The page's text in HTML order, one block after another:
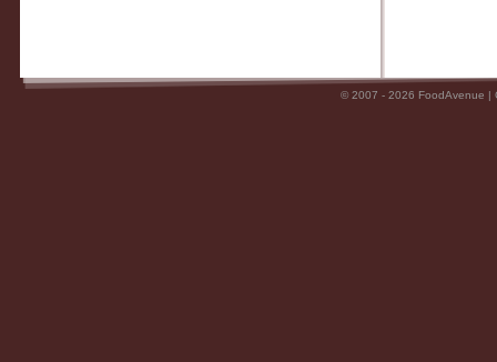
© 2007 - 2026 FoodAvenue |